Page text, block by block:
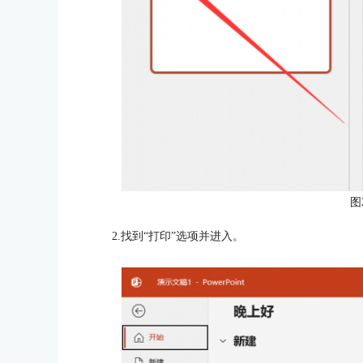
2.找到“打印”选项并进入。